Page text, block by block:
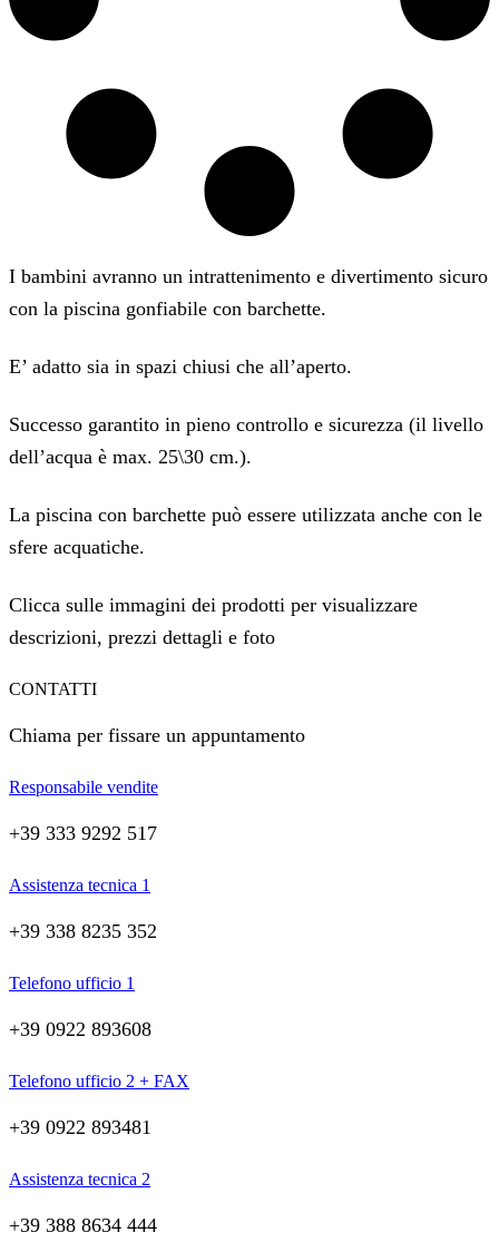
I bambini avranno un intrattenimento e divertimento sicuro
con la piscina gonfiabile con barchette.
E’ adatto sia in spazi chiusi che all’aperto.
Successo garantito in pieno controllo e sicurezza (il livello
dell’acqua è max. 25\30 cm.).
La piscina con barchette può essere utilizzata anche con le
sfere acquatiche.
Clicca sulle immagini dei prodotti per visualizzare
descrizioni, prezzi dettagli e foto
CONTATTI
Chiama per fissare un appuntamento
Responsabile vendite
+39 333 9292 517
Assistenza tecnica 1
+39 338 8235 352
Telefono ufficio 1
+39 0922 893608
Telefono ufficio 2 + FAX
+39 0922 893481
Assistenza tecnica 2
+39 388 8634 444